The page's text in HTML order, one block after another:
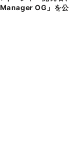
OG」を公